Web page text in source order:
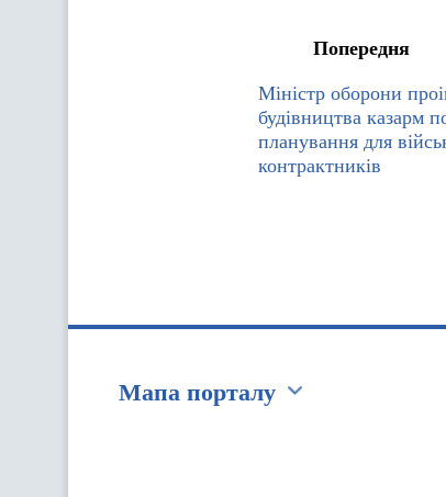
Попередня
Міністр оборони
будівництва казарм
планування для
контрактників
Мапа порталу